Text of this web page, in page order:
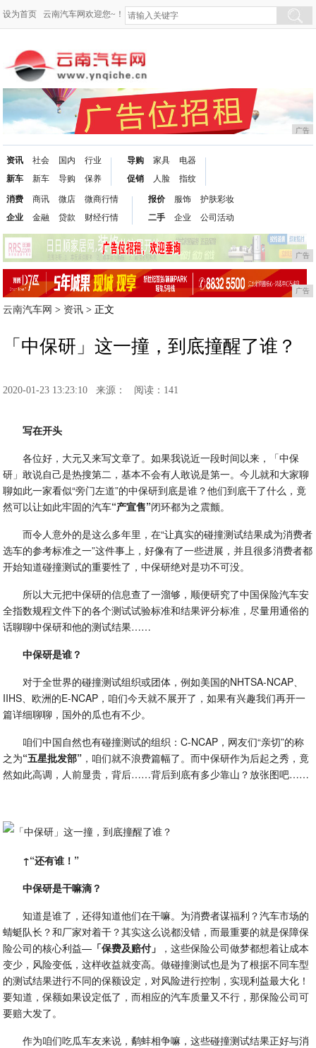
设为首页 云南汽车网欢迎您~！
广告
资讯
新车
社会
新车
国内
导购
行业
保养
导购
促销
家具
人脸
电器
指纹
消费
企业
商讯
金融
微店
贷款
微商行情
财经行情
报价
二手
服饰
企业
护肤彩妆
公司活动
广告
广告
云南汽车网 > 资讯 > 正文
「中保研」这一撞，到底撞醒了谁？
2020-01-23 13:23:10 来源： 阅读：141
写在开头
各位好，大元又来写文章了。如果我说近一段时间以来，「中保
研」敢说自己是热搜第二，基本不会有人敢说是第一。今儿就和大家聊
聊如此一家看似“旁门左道”的中保研到底是谁？他们到底干了什么，竟
然可以让如此牢固的汽车“产宣售”闭环都为之震颤。
而令人意外的是这么多年里，在“让真实的碰撞测试结果成为消费者
选车的参考标准之一”这件事上，好像有了一些进展，并且很多消费者都
开始知道碰撞测试的重要性了，中保研绝对是功不可没。
所以大元把中保研的信息查了一溜够，顺便研究了中国保险汽车安
全指数规程文件下的各个测试试验标准和结果评分标准，尽量用通俗的
话聊聊中保研和他的测试结果……
中保研是谁？
对于全世界的碰撞测试组织或团体，例如美国的NHTSA-NCAP、
IIHS、欧洲的E-NCAP，咱们今天就不展开了，如果有兴趣我们再开一
篇详细聊聊，国外的瓜也有不少。
咱们中国自然也有碰撞测试的组织：C-NCAP，网友们“亲切”的称
之为“五星批发部” ，咱们就不浪费篇幅了。而中保研作为后起之秀，竟
然如此高调，人前显贵，背后……背后到底有多少靠山？放张图吧……
↑“还有谁！”
中保研是干嘛滴？
知道是谁了，还得知道他们在干嘛。为消费者谋福利？汽车市场的
蜻蜓队长？和厂家对着干？其实这么说都没错，而最重要的就是保障保
险公司的核心利益— 「保费及赔付」
，这些保险公司做梦都想着让成本
变少，风险变低，这样收益就变高。做碰撞测试也是为了根据不同车型
的测试结果进行不同的保额设定，对风险进行控制，实现利益最大化！
要知道，保额如果设定低了，而相应的汽车质量又不行，那保险公司可
要赔大发了。
作为咱们吃瓜车友来说，鹬蚌相争嘛，这些碰撞测试结果正好与消